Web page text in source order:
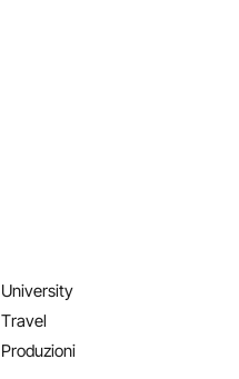
University
Travel
Produzioni